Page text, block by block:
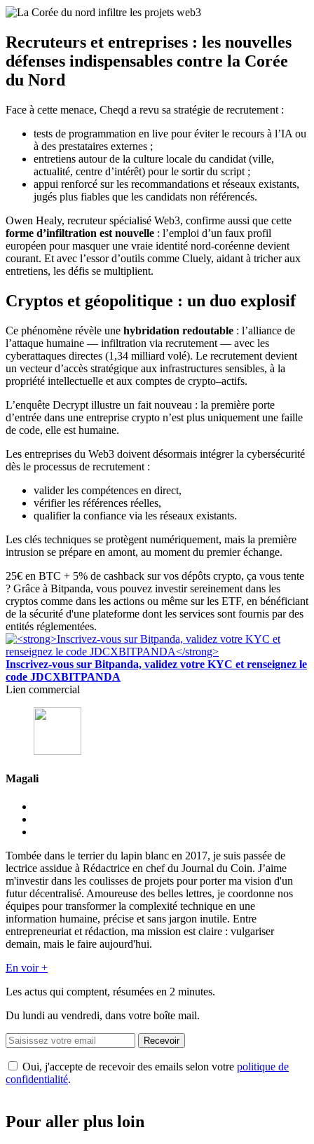
Recruteurs et entreprises : les nouvelles
défenses indispensables contre la Corée
du Nord
Face à cette menace, Cheqd a revu sa stratégie de recrutement :
tests de programmation en live pour éviter le recours à l’IA ou
à des prestataires externes ;
entretiens autour de la culture locale du candidat (ville,
actualité, centre d’intérêt) pour le sortir du script ;
appui renforcé sur les recommandations et réseaux existants,
jugés plus fiables que les candidats non référencés.
Owen Healy, recruteur spécialisé Web3, confirme aussi que cette
forme d’infiltration est nouvelle : l’emploi d’un faux profil
européen pour masquer une vraie identité nord‑coréenne devient
courant. Et avec l’essor d’outils comme Cluely, aidant à tricher aux
entretiens, les défis se multiplient.
Cryptos et géopolitique : un duo explosif
Ce phénomène révèle une hybridation redoutable : l’alliance de
l’attaque humaine — infiltration via recrutement — avec les
cyberattaques directes (1,34 milliard volé). Le recrutement devient
un vecteur d’accès stratégique aux infrastructures sensibles, à la
propriété intellectuelle et aux comptes de crypto–actifs.
L’enquête Decrypt illustre un fait nouveau : la première porte
d’entrée dans une entreprise crypto n’est plus uniquement une faille
de code, elle est humaine.
Les entreprises du Web3 doivent désormais intégrer la cybersécurité
dès le processus de recrutement :
valider les compétences en direct,
vérifier les références réelles,
qualifier la confiance via les réseaux existants.
Les clés techniques se protègent numériquement, mais la première
intrusion se prépare en amont, au moment du premier échange.
25€ en BTC + 5% de cashback sur vos dépôts crypto, ça vous tente
? Grâce à Bitpanda, vous pouvez investir sereinement dans les
cryptos comme dans les actions ou même sur les ETF, en bénéficiant
de la sécurité d'une plateforme dont les services sont fournis par des
entités réglementées.
Inscrivez-vous sur Bitpanda, validez votre KYC et renseignez le
code JDCXBITPANDA
Lien commercial
Magali
Tombée dans le terrier du lapin blanc en 2017, je suis passée de
lectrice assidue à Rédactrice en chef du Journal du Coin. J’aime
m'investir dans les coulisses de projets pour porter ma vision d'un
futur décentralisé. Amoureuse des belles lettres, je coordonne nos
équipes pour transformer la complexité technique en une
information humaine, précise et sans jargon inutile. Entre
entrepreneuriat et rédaction, ma mission est claire : vulgariser
demain, mais le faire aujourd'hui.
En voir +
Les actus qui comptent, résumées en 2 minutes.
Du lundi au vendredi, dans votre boîte mail.
Recevoir
Oui, j'accepte de recevoir des emails selon votre politique de
confidentialité.
Pour aller plus loin